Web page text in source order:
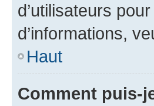
d’utilisateurs
d’informations,
Haut
Comment puis-